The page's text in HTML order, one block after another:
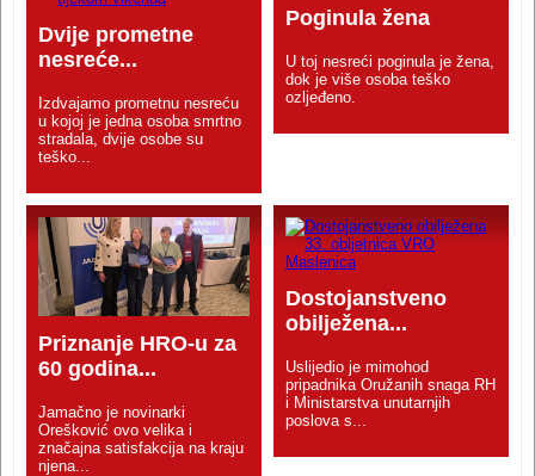
Dvije prometne
nesreće...
Izdvajamo prometnu nesreću
u kojoj je jedna osoba smrtno
stradala, dvije osobe su
teško...
Poginula žena
U toj nesreći poginula je žena,
dok je više osoba teško
ozljeđeno.
Priznanje HRO-u za
60 godina...
Jamačno je novinarki
Orešković ovo velika i
značajna satisfakcija na kraju
njena...
Dostojanstveno
obilježena...
Uslijedio je mimohod
pripadnika Oružanih snaga RH
i Ministarstva unutarnjih
poslova s...